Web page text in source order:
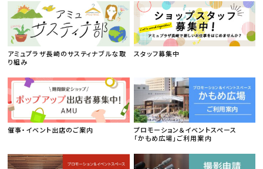
アミュプラザ長崎のサスティナブルな取
り組み
スタッフ募集中
催事・イベント出店のご案内
プロモーション＆イベントスペース
「かもめ広場」ご利用案内